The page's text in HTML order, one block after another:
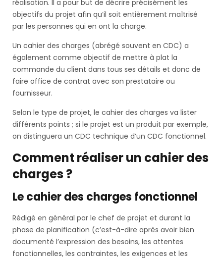
réalisation. Il a pour but de décrire précisément les
objectifs du projet afin qu’il soit entièrement maîtrisé
par les personnes qui en ont la charge.
Un cahier des charges (abrégé souvent en CDC) a
également comme objectif de mettre à plat la
commande du client dans tous ses détails et donc de
faire office de contrat avec son prestataire ou
fournisseur.
Selon le type de projet, le cahier des charges va lister
différents points ; si le projet est un produit par exemple,
on distinguera un CDC technique d’un CDC fonctionnel.
Comment réaliser un cahier des
charges ?
Le cahier des charges fonctionnel
Rédigé en général par le chef de projet et durant la
phase de planification (c’est-à-dire après avoir bien
documenté l’expression des besoins, les attentes
fonctionnelles, les contraintes, les exigences et les